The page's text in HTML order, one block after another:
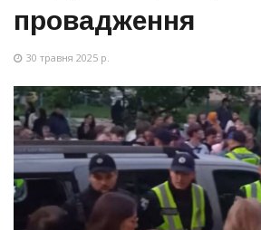
провадження
30 травня 2025 р.